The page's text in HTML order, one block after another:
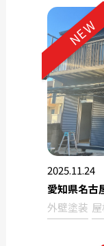
2025.11.24
愛知県名
外壁塗装
NEW